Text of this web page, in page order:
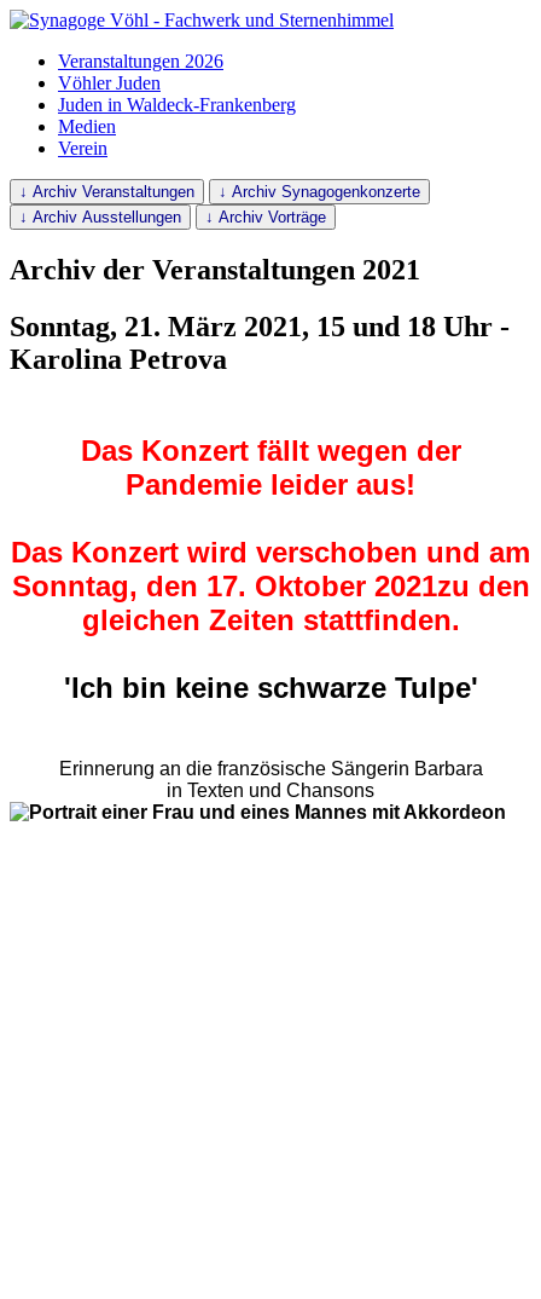
Veranstaltungen 2026
Vöhler Juden
Juden in Waldeck-Frankenberg
Medien
Verein
↓ Archiv Veranstaltungen
↓ Archiv Synagogenkonzerte
↓ Archiv Ausstellungen
↓ Archiv Vorträge
Archiv der Veranstaltungen 2021
Sonntag, 21. März 2021, 15 und 18 Uhr -
Karolina Petrova
Das Konzert fällt wegen der
Pandemie leider aus!
Das Konzert wird verschoben und am
Sonntag, den 17. Oktober 2021zu den
gleichen Zeiten stattfinden.
'Ich bin keine schwarze Tulpe'
Erinnerung an die französische Sängerin Barbara
in Texten und Chansons